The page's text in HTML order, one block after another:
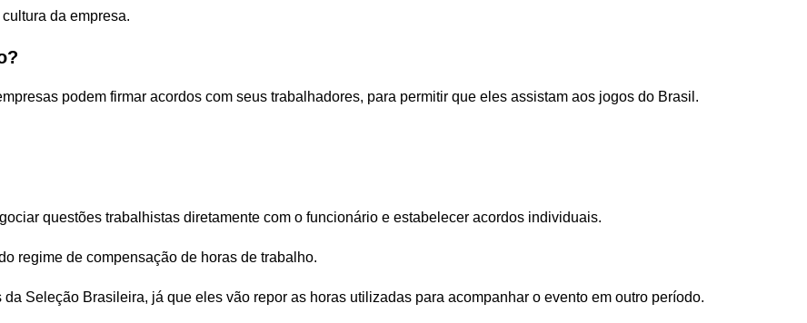
da empresa.
podem firmar acordos com seus trabalhadores, para permitir que eles assistam aos jogos do Brasil.
questões trabalhistas diretamente com o funcionário e estabelecer acordos individuais.
regime de compensação de horas de trabalho.
Seleção Brasileira, já que eles vão repor as horas utilizadas para acompanhar o evento em outro período.